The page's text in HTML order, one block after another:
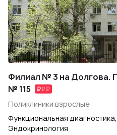
Филиал № 3 на Долгова.
№ 115
Поликлиники взрослые
Функциональная
Эндокринология